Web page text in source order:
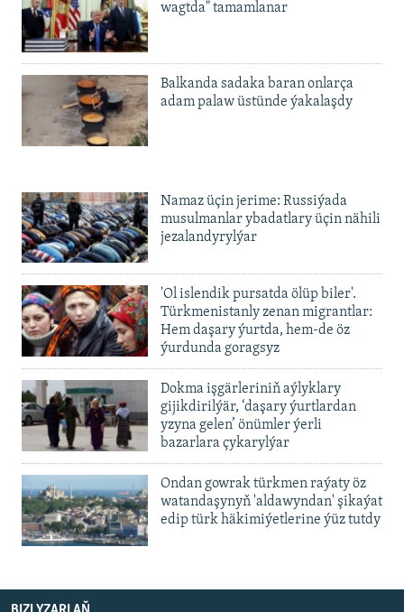
wagtda" tamamlanar
Balkanda sadaka baran onlarça
adam palaw üstünde ýakalaşdy
Namaz üçin jerime: Russiýada
musulmanlar ybadatlary üçin nähili
jezalandyrylýar
'Ol islendik pursatda ölüp biler'.
Türkmenistanly zenan migrantlar:
Hem daşary ýurtda, hem-de öz
ýurdunda goragsyz
Dokma işgärleriniň aýlyklary
gijikdirilýär, ‘daşary ýurtlardan
yzyna gelen’ önümler ýerli
bazarlara çykarylýar
Ondan gowrak türkmen raýaty öz
watandaşynyň 'aldawyndan' şikaýat
edip türk häkimiýetlerine ýüz tutdy